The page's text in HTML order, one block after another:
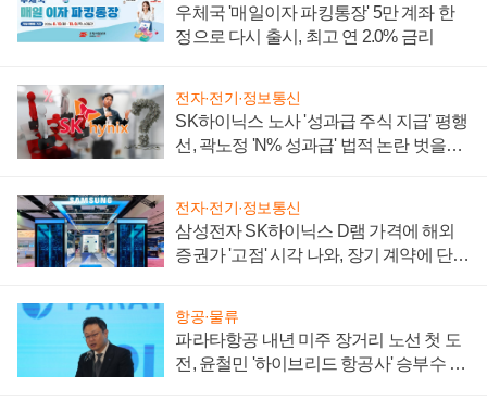
우체국 '매일이자 파킹통장' 5만 계좌 한
정으로 다시 출시, 최고 연 2.0% 금리
전자·전기·정보통신
SK하이닉스 노사 '성과급 주식 지급' 평행
선, 곽노정 'N% 성과급' 법적 논란 벗을지
전자·전기·정보통신
삼성전자 SK하이닉스 D램 가격에 해외
증권가 '고점' 시각 나와, 장기 계약에 단점
항공·물류
파라타항공 내년 미주 장거리 노선 첫 도
전, 윤철민 '하이브리드 항공사' 승부수 통